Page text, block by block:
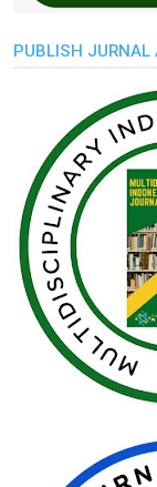
PUBLISH JURNAL